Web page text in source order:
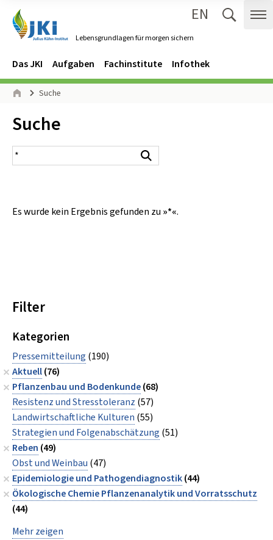
Lebensgrundlagen für morgen sichern
EN
Navigation
Hauptmenü
Das JKI Aufgaben Fachinstitute Infothek
Seitenpfad
Suche
Inhalt:
Suche
Suchergebnis
Es wurde kein Ergebnis gefunden zu »*«.
Filter
Kategorien
Pressemitteilung (190)
Aktuell(76)
Pflanzenbau und Bodenkunde(68)
Resistenz und Stresstoleranz (57)
Landwirtschaftliche Kulturen (55)
Strategien und Folgenabschätzung (51)
Reben (49)
Obst und Weinbau (47)
Epidemiologie und Pathogendiagnostik(44)
Ökologische Chemie Pflanzenanalytik und Vorratsschutz
(44)
Mehr zeigen